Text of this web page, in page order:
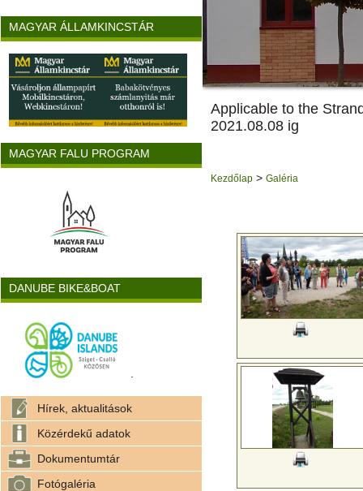
MAGYAR ÁLLAMKINCSTÁR
MAGYAR FALU PROGRAM
DANUBE BIKE&BOAT
Hírek, aktualitások
Közérdekű adatok
Dokumentumtár
Fotógaléria
Applicable to the
2021.08.08 ig
Kezdőlap > Galéria